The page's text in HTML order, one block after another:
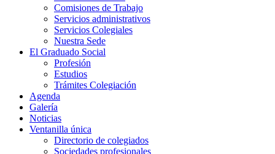
Comisiones de Trabajo
Servicios administrativos
Servicios Colegiales
Nuestra Sede
El Graduado Social
Profesión
Estudios
Trámites Colegiación
Agenda
Galería
Noticias
Ventanilla única
Directorio de colegiados
Sociedades profesionales